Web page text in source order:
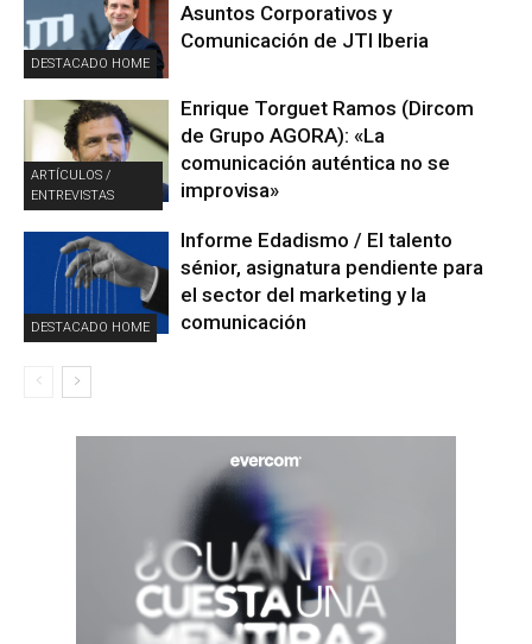
DESTACADO HOME
Asuntos Corporativos y
Comunicación de JTI Iberia
ARTÍCULOS /
ENTREVISTAS
Enrique Torguet Ramos (Dircom
de Grupo AGORA): «La
comunicación auténtica no se
improvisa»
DESTACADO HOME
Informe Edadismo / El talento
sénior, asignatura pendiente para
el sector del marketing y la
comunicación